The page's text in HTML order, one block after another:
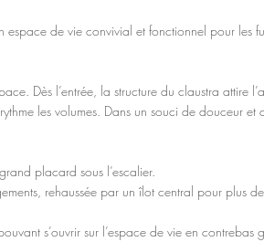
de vie convivial et fonctionnel pour les
Dès l’entrée, la structure du claustra attire
les volumes. Dans un souci de douceur
placard sous l’escalier.
rehaussée par un îlot central pour plus
s’ouvrir sur l’espace de vie en